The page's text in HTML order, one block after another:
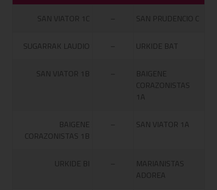
SAN VIATOR 1C – SAN PRUDENCIO C
SUGARRAK LAUDIO – URKIDE BAT
SAN VIATOR 1B –
BAIGENE
CORAZONISTAS
1A
BAIGENE
CORAZONISTAS 1B
– SAN VIATOR 1A
URKIDE BI –
MARIANISTAS
ADOREA